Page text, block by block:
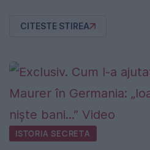
CITESTE STIREA
ISTORIA SECRETA